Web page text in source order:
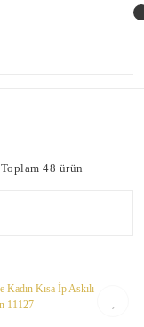
Toplam 48 ürün